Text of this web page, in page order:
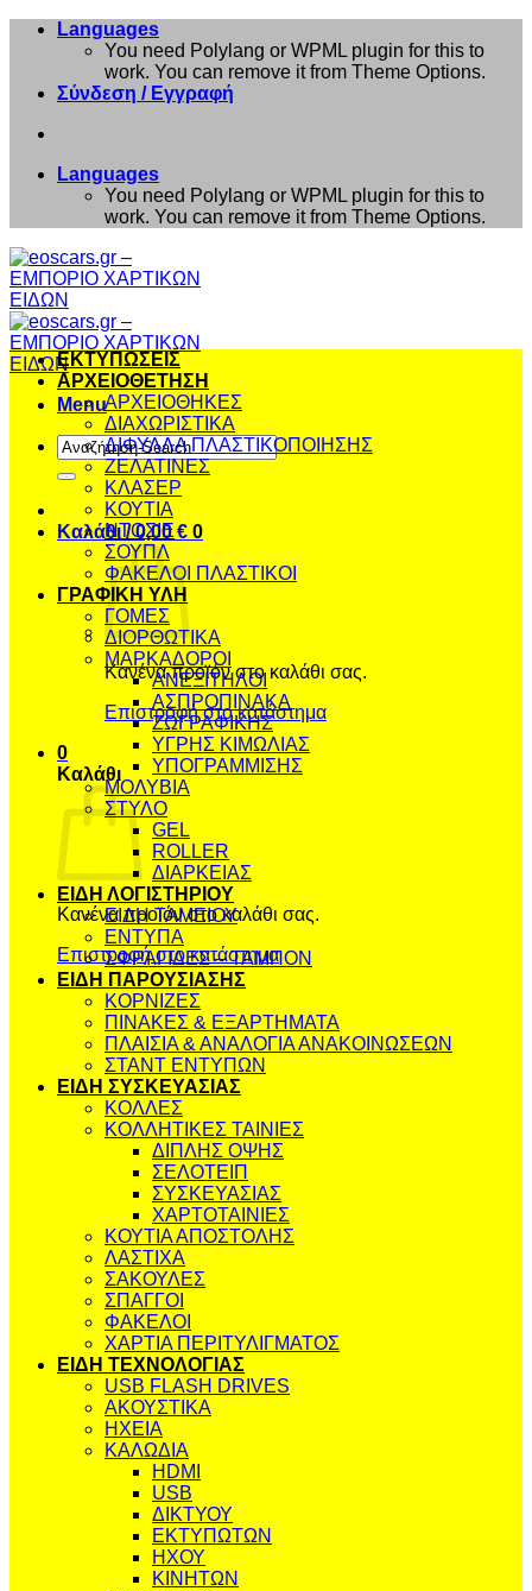
Μετάβαση
περιεχόμενο
Languages
You need Polylang or WPML plugin for this to
work. You can remove it from Theme Options.
Σύνδεση / Εγγραφή
Languages
You need Polylang or WPML plugin for this to
work. You can remove it from Theme Options.
Menu
Αναζήτηση
για:
Καλάθι /0,00€ 0
Κανένα προϊόν στο καλάθι σας.
Επιστροφή στο κατάστημα
0
Καλάθι
Κανένα προϊόν στο καλάθι σας.
Επιστροφή στο κατάστημα
ΕΚΤΥΠΩΣΕΙΣ
ΑΡΧΕΙΟΘΕΤΗΣΗ
ΑΡΧΕΙΟΘΗΚΕΣ
ΔΙΑΧΩΡΙΣΤΙΚΑ
ΔΙΦΥΛΛΑ ΠΛΑΣΤΙΚΟΠΟΙΗΣΗΣ
ΖΕΛΑΤΙΝΕΣ
ΚΛΑΣΕΡ
ΚΟΥΤΙΑ
ΝΤΟΣΙΕ
ΣΟΥΠΛ
ΦΑΚΕΛΟΙ ΠΛΑΣΤΙΚΟΙ
ΓΡΑΦΙΚΗ ΥΛΗ
ΓΟΜΕΣ
ΔΙΟΡΘΩΤΙΚΑ
ΜΑΡΚΑΔΟΡΟΙ
ΑΝΕΞΙΤΗΛΟΙ
ΑΣΠΡΟΠΙΝΑΚΑ
ΖΩΓΡΑΦΙΚΗΣ
ΥΓΡΗΣ ΚΙΜΩΛΙΑΣ
ΥΠΟΓΡΑΜΜΙΣΗΣ
ΜΟΛΥΒΙΑ
ΣΤΥΛΟ
GEL
ROLLER
ΔΙΑΡΚΕΙΑΣ
ΕΙΔΗ ΛΟΓΙΣΤΗΡΙΟΥ
ΕΙΔΗ ΤΑΜΕΙΟΥ
ΕΝΤΥΠΑ
ΣΦΡΑΓΙΔΕΣ – ΤΑΜΠΟΝ
ΕΙΔΗ ΠΑΡΟΥΣΙΑΣΗΣ
ΚΟΡΝΙΖΕΣ
ΠΙΝΑΚΕΣ & ΕΞΑΡΤΗΜΑΤΑ
ΠΛΑΙΣΙΑ & ΑΝΑΛΟΓΙΑ ΑΝΑΚΟΙΝΩΣΕΩΝ
ΣΤΑΝΤ ΕΝΤΥΠΩΝ
ΕΙΔΗ ΣΥΣΚΕΥΑΣΙΑΣ
ΚΟΛΛΕΣ
ΚΟΛΛΗΤΙΚΕΣ ΤΑΙΝΙΕΣ
ΔΙΠΛΗΣ ΟΨΗΣ
ΣΕΛΟΤΕΙΠ
ΣΥΣΚΕΥΑΣΙΑΣ
ΧΑΡΤΟΤΑΙΝΙΕΣ
ΚΟΥΤΙΑ ΑΠΟΣΤΟΛΗΣ
ΛΑΣΤΙΧΑ
ΣΑΚΟΥΛΕΣ
ΣΠΑΓΓΟΙ
ΦΑΚΕΛΟΙ
ΧΑΡΤΙΑ ΠΕΡΙΤΥΛΙΓΜΑΤΟΣ
ΕΙΔΗ ΤΕΧΝΟΛΟΓΙΑΣ
USB FLASH DRIVES
ΑΚΟΥΣΤΙΚΑ
ΗΧΕΙΑ
ΚΑΛΩΔΙΑ
HDMI
USB
ΔΙΚΤΥΟΥ
ΕΚΤΥΠΩΤΩΝ
ΗΧΟΥ
ΚΙΝΗΤΩΝ